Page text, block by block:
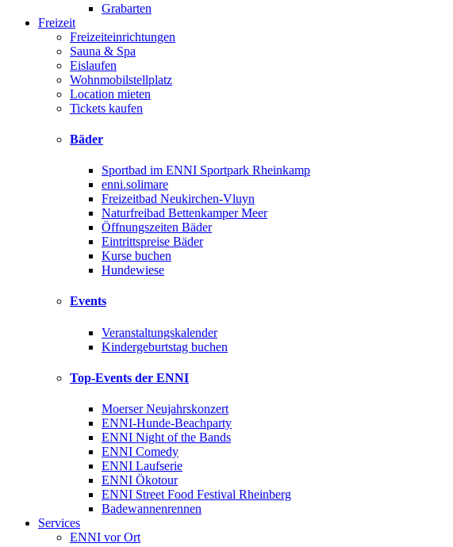
Grabarten
Freizeit
Freizeiteinrichtungen
Sauna & Spa
Eislaufen
Wohnmobilstellplatz
Location mieten
Tickets kaufen
Bäder
Sportbad im ENNI Sportpark Rheinkamp
enni.solimare
Freizeitbad Neukirchen-Vluyn
Naturfreibad Bettenkamper Meer
Öffnungszeiten Bäder
Eintrittspreise Bäder
Kurse buchen
Hundewiese
Events
Veranstaltungskalender
Kindergeburtstag buchen
Top-Events der ENNI
Moerser Neujahrskonzert
ENNI-Hunde-Beachparty
ENNI Night of the Bands
ENNI Comedy
ENNI Laufserie
ENNI Ökotour
ENNI Street Food Festival Rheinberg
Badewannenrennen
Services
ENNI vor Ort